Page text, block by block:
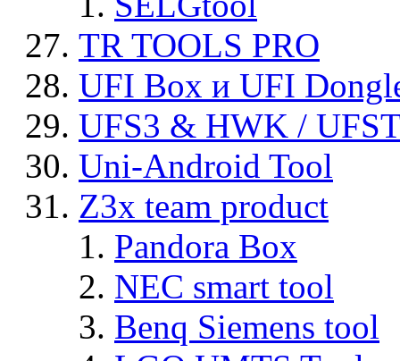
TR TOOLS PRO
UFI Box и UFI
UFS3 & HWK /
Uni-Android Tool
Z3x team product
Pandora Box
NEC smart tool
Benq Siemens tool